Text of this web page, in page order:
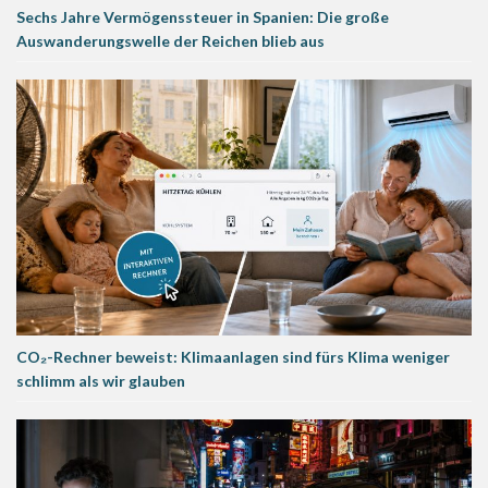
Sechs Jahre Vermögenssteuer in Spanien: Die große
Auswanderungswelle der Reichen blieb aus
CO₂-Rechner beweist: Klimaanlagen sind fürs Klima weniger
schlimm als wir glauben